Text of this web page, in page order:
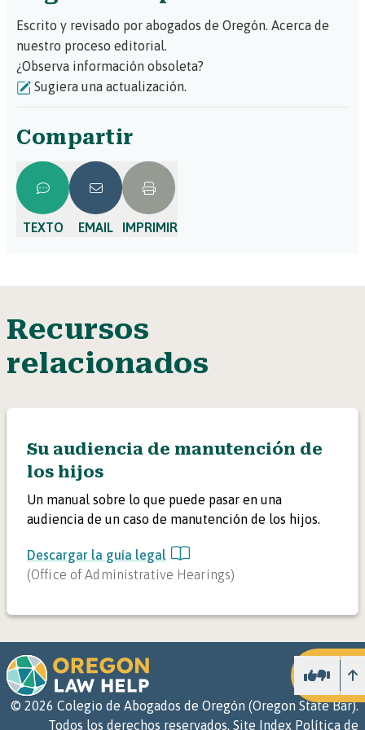
Escrito y revisado por abogados de Oregón. Acerca de
nuestro proceso editorial.
¿Observa información obsoleta?
Sugiera una actualización.
Compartir
TEXTO EMAIL IMPRIMIR
Recursos
relacionados
Su audiencia de manutención de
los hijos
Un manual sobre lo que puede pasar en una
audiencia de un caso de manutención de los hijos.
Descargar la guía legal
(Office of Administrative Hearings)
© 2026 Colegio de Abogados de Oregón (Oregon State Bar).
Todos los derechos reservados. Site Index Política de